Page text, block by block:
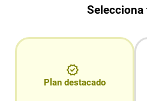
Selecciona
Plan destacado